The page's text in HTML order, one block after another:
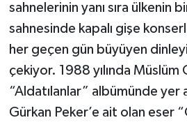
sahnelerinin yanı sıra ülkenin
sahnesinde kapalı gişe
her geçen gün büyüyen
çekiyor. 1988 yılında Müslüm
“Aldatılanlar” albümünde yer
Gürkan Peker’e ait olan eser